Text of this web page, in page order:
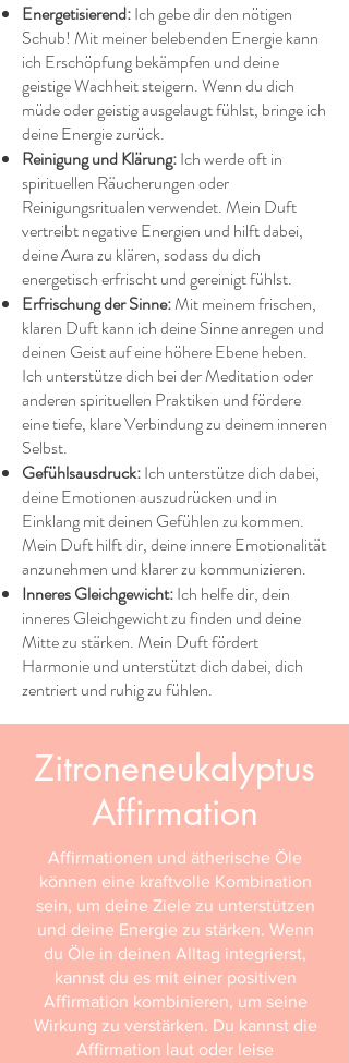
Energetisierend:Ich gebe dir den nötigen
Schub! Mit meiner belebenden Energie kann
ich Erschöpfung bekämpfen und deine
geistige Wachheit steigern. Wenn du dich
müde oder geistig ausgelaugt fühlst, bringe ich
deine Energie zurück.
Reinigung und Klärung:Ich werde oft in
spirituellen Räucherungen oder
Reinigungsritualen verwendet. Mein Duft
vertreibt negative Energien und hilft dabei,
deine Aura zu klären, sodass du dich
energetisch erfrischt und gereinigt fühlst.
Erfrischung der Sinne:Mit meinem frischen,
klaren Duft kann ich deine Sinne anregen und
deinen Geist auf eine höhere Ebene heben.
Ich unterstütze dich bei der Meditation oder
anderen spirituellen Praktiken und fördere
eine tiefe, klare Verbindung zu deinem inneren
Selbst.
Gefühlsausdruck:Ich unterstütze dich dabei,
deine Emotionen auszudrücken und in
Einklang mit deinen Gefühlen zu kommen.
Mein Duft hilft dir, deine innere Emotionalität
anzunehmen und klarer zu kommunizieren.
Inneres Gleichgewicht:Ich helfe dir, dein
inneres Gleichgewicht zu finden und deine
Mitte zu stärken. Mein Duft fördert
Harmonie und unterstützt dich dabei, dich
zentriert und ruhig zu fühlen.
Zitroneneukalyptus
Affirmation
Affirmationen und ätherische Öle
können eine kraftvolle Kombination
sein, um deine Ziele zu unterstützen
und deine Energie zu stärken. Wenn
du Öle in deinen Alltag integrierst,
kannst du es mit einer positiven
Affirmation kombinieren, um seine
Wirkung zu verstärken. Du kannst die
Affirmation laut oder leise